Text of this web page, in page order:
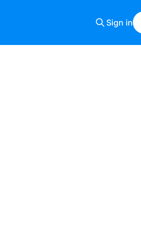
Sign in